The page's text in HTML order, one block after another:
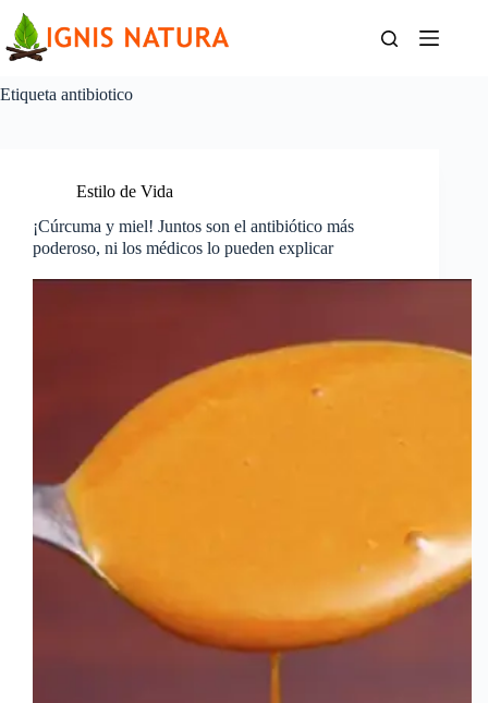
contenido
Etiqueta antibiotico
Estilo de Vida
¡Cúrcuma y miel! Juntos son el antibiótico más
poderoso, ni los médicos lo pueden explicar